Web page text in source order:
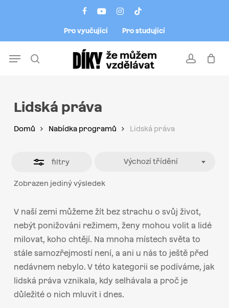
facebookyoutubeinstagram
tiktok
Pro vyučující Pro studující
account
Menu
Lidská práva
Domů Nabídka programů Lidská práva
filtry
Zobrazen jediný výsledek
Výchozí třídění
V naší zemi můžeme žít bez strachu o svůj život,
nebýt ponižováni režimem, ženy mohou volit a lidé
milovat, koho chtějí. Na mnoha místech světa to
stále samozřejmostí není, a ani u nás to ještě před
nedávnem nebylo. V této kategorii se podíváme, jak
lidská práva vznikala, kdy selhávala a proč je
důležité o nich mluvit i dnes.